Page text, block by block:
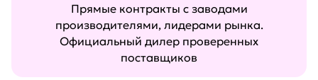
Прямые контракты с заводами
производителями, лидерами рынка.
Официальный дилер проверенных
поставщиков